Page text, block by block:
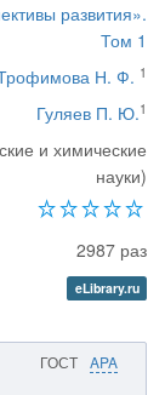
развития».
Том 1
Н. Ф. 1
Гуляев П. Ю.1
и химические
науки)
2987 раз
eLibrary.ru
ГОСТ APA